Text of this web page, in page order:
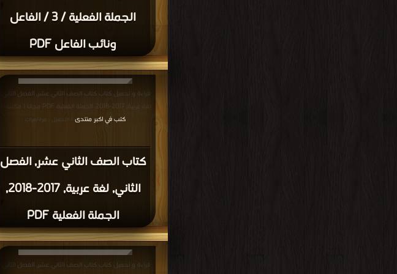
الجملة الفعلية / 3 / الفاعل
ونائب الفاعل PDF
كتاب الصف الثاني عشر, الفصل
الثاني, لغة عربية, 2017-2018,
الجملة الفعلية PDF
قراءة و تحميل كتاب كتاب الصف الثاني عشر, الفصل الثاني,
لغة عربية, 2017-2018, الجملة الفعلية PDF مجانا | مكتبة >
كتب في اكبر منتدى
| التحميل : مرة/مرات
قراءة و تحميل كتاب كتاب الصف الثاني عشر, الفصل الثاني,